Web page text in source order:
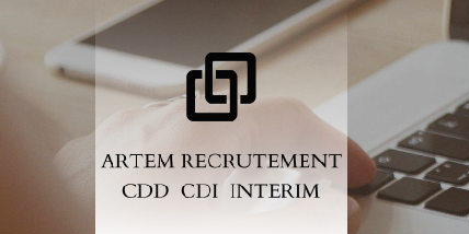
contenu
principal